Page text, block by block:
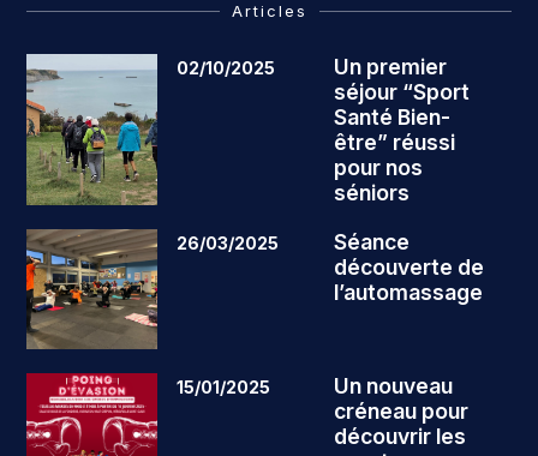
Articles
02/10/2025
Un premier
séjour “Sport
Santé Bien-
être” réussi
pour nos
séniors
26/03/2025
Séance
découverte de
l’automassage
15/01/2025
Un nouveau
créneau pour
découvrir les